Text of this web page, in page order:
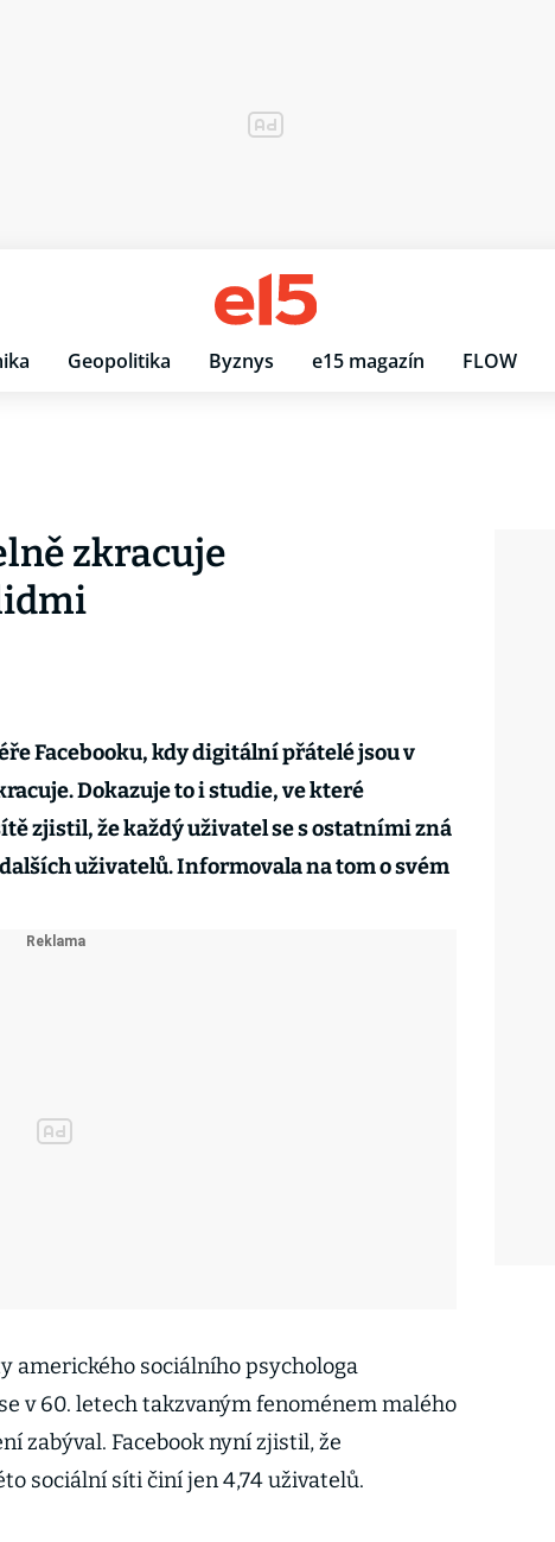
Geopolitika Byznys e15 magazín FLOW
zkracuje
Facebooku, kdy digitální přátelé jsou v
Dokazuje to i studie, ve které
zjistil, že každý uživatel se s ostatními zná
uživatelů. Informovala na tom o svém
amerického sociálního psychologa
v 60. letech takzvaným fenoménem malého
zabýval. Facebook nyní zjistil, že
sociální síti činí jen 4,74 uživatelů.